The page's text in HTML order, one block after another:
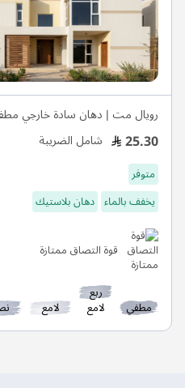
رويال مت | دهان سادة خارجي
25.30 شامل الضريبة
متوفر
يخفف بالماء دهان بلاستيك
قوة التصاق ممتازة
مطفي
ربع
لامع لامع